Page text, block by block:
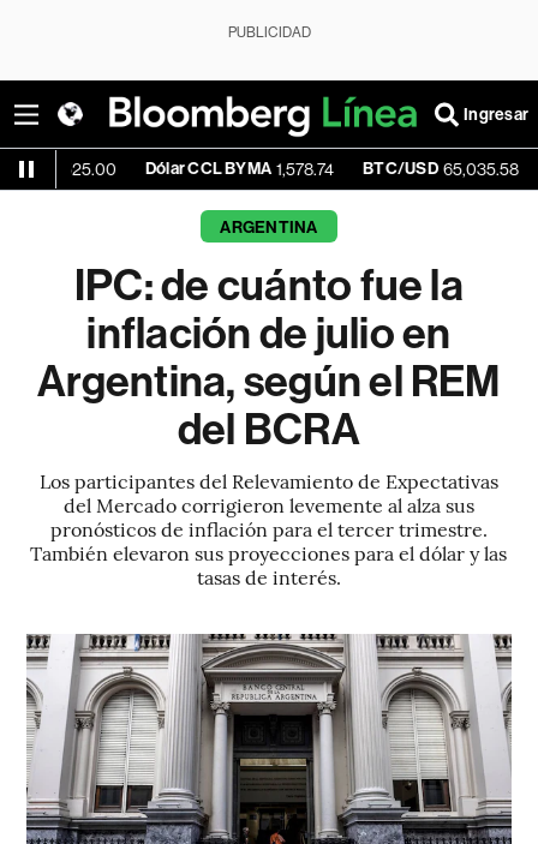
PUBLICIDAD
Ingresar
Dólar CCL BYMA 1,578.74 BTC/USD 65,035.58 +0.15%
ARGENTINA
IPC: de cuánto fue la
inflación de julio en
Argentina, según el REM
del BCRA
Los participantes del Relevamiento de Expectativas
del Mercado corrigieron levemente al alza sus
pronósticos de inflación para el tercer trimestre.
También elevaron sus proyecciones para el dólar y las
tasas de interés.